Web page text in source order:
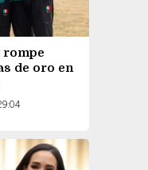
rompe
de oro en